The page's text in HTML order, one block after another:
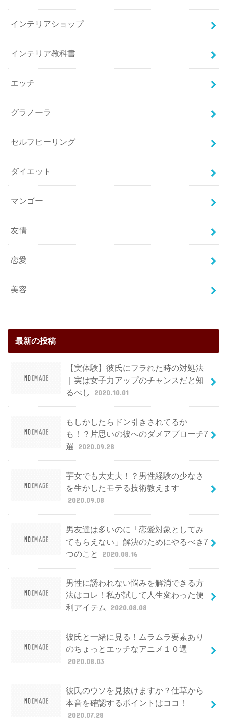
インテリアショップ
インテリア教科書
エッチ
グラノーラ
セルフヒーリング
ダイエット
マンゴー
友情
恋愛
美容
最新の投稿
【実体験】彼氏にフラれた時の対処法
｜実は女子力アップのチャンスだと知
るべし
2020.10.01
もしかしたらドン引きされてるか
も！？片思いの彼へのダメアプローチ7
選 2020.09.28
芋女でも大丈夫！？男性経験の少なさ
を生かしたモテる技術教えます
2020.09.08
男友達は多いのに「恋愛対象としてみ
てもらえない」解決のためにやるべき7
つのこと
2020.08.16
男性に誘われない悩みを解消できる方
法はコレ！私が試して人生変わった便
利アイテム
2020.08.08
彼氏と一緒に見る！ムラムラ要素あり
のちょっとエッチなアニメ１０選
2020.08.03
彼氏のウソを見抜けますか？仕草から
本音を確認するポイントはココ！
2020.07.28